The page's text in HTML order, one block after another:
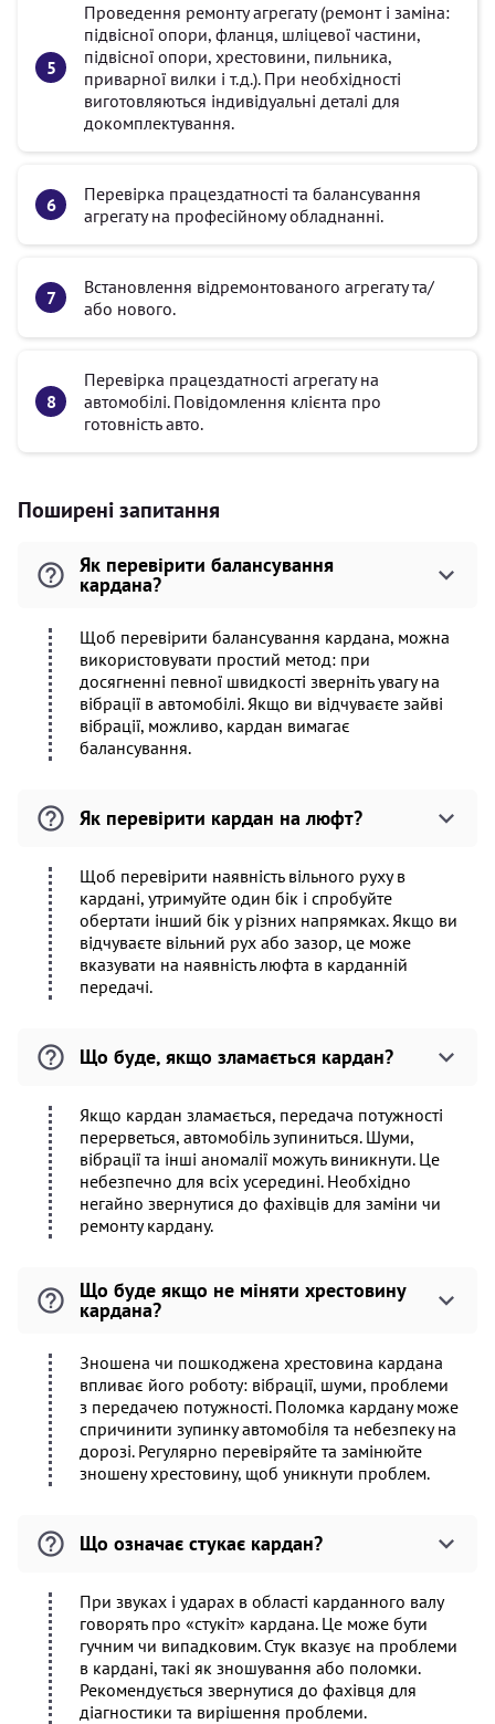
Проведення ремонту агрегату (ремонт і заміна:
підвісної опори, фланця, шліцевої частини,
підвісної опори, хрестовини, пильника,
приварної вилки і т.д.). При необхідності
виготовляються індивідуальні деталі для
докомплектування.
Перевірка працездатності та балансування
агрегату на професійному обладнанні.
Встановлення відремонтованого агрегату та/
або нового.
Перевірка працездатності агрегату на
автомобілі. Повідомлення клієнта про
готовність авто.
Поширені запитання
Як перевірити балансування
кардана?
Щоб перевірити балансування кардана, можна
використовувати простий метод: при
досягненні певної швидкості зверніть увагу на
вібрації в автомобілі. Якщо ви відчуваєте зайві
вібрації, можливо, кардан вимагає
балансування.
Як перевірити кардан на люфт?
Щоб перевірити наявність вільного руху в
кардані, утримуйте один бік і спробуйте
обертати інший бік у різних напрямках. Якщо ви
відчуваєте вільний рух або зазор, це може
вказувати на наявність люфта в карданній
передачі.
Що буде, якщо зламається кардан?
Якщо кардан зламається, передача потужності
перерветься, автомобіль зупиниться. Шуми,
вібрації та інші аномалії можуть виникнути. Це
небезпечно для всіх усередині. Необхідно
негайно звернутися до фахівців для заміни чи
ремонту кардану.
Що буде якщо не міняти хрестовину
кардана?
Зношена чи пошкоджена хрестовина кардана
впливає його роботу: вібрації, шуми, проблеми
з передачею потужності. Поломка кардану може
спричинити зупинку автомобіля та небезпеку на
дорозі. Регулярно перевіряйте та замінюйте
зношену хрестовину, щоб уникнути проблем.
Що означає стукає кардан?
При звуках і ударах в області карданного валу
говорять про «стукіт» кардана. Це може бути
гучним чи випадковим. Стук вказує на проблеми
в кардані, такі як зношування або поломки.
Рекомендується звернутися до фахівця для
діагностики та вирішення проблеми.